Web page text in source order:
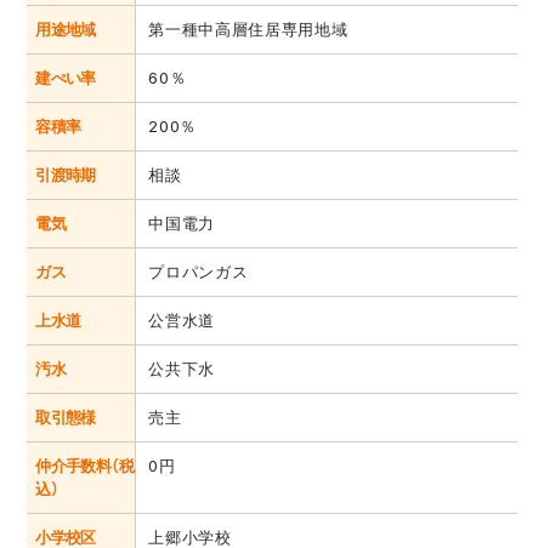
用途地域 第一種中高層住居専用地域
建ぺい率 60％
容積率 200％
引渡時期 相談
電気 中国電力
ガス プロパンガス
上水道 公営水道
汚水 公共下水
取引態様 売主
仲介手数料（税
込）
0円
小学校区 上郷小学校